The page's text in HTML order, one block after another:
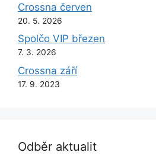
Crossna červen
20. 5. 2026
Spolčo VIP březen
7. 3. 2026
Crossna září
17. 9. 2023
Odběr aktualit